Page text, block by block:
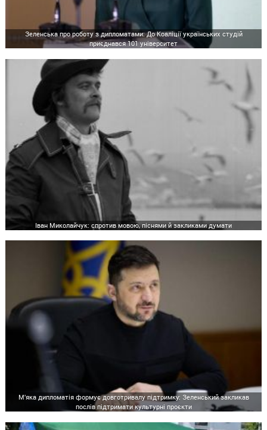
Зеленська про роботу з дипломатами: До Коаліції українських студій
приєднався 101 університет
Іван Миколайчук: спротив мовою, піснями й закликами думати
М'яка дипломатія формує довготривалу підтримку: Зеленський закликав
послів підтримати культурні проєкти